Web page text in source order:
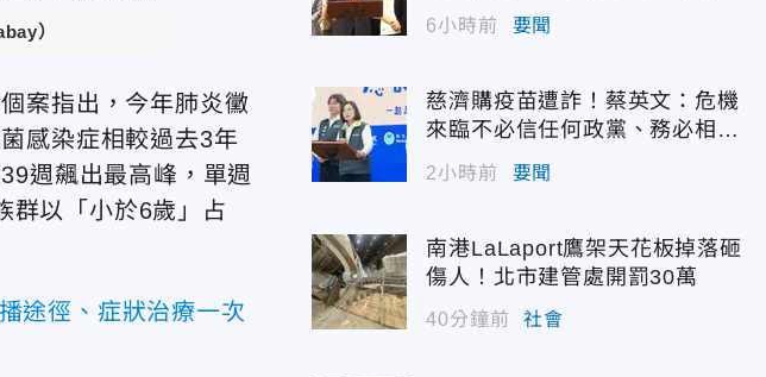
）
案指出，今年肺炎黴
感染症相較過去3年
週飆出最高峰，單週
群以「小於6歲」占
途徑、症狀治療一次
6小時前 要聞
慈濟購疫苗遭詐！蔡英文：危機
來臨不必信任何政黨、務必相信
專業
2小時前 要聞
南港LaLaport鷹架天花板掉落砸
傷人！北市建管處開罰30萬
40分鐘前 社會